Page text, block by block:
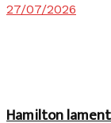
27/07/2026
Hamilton